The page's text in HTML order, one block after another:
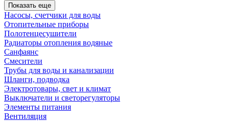
Показать еще
Насосы, счетчики для воды
Отопительные приборы
Полотенцесушители
Радиаторы отопления водяные
Санфаянс
Смесители
Трубы для воды и канализации
Шланги, подводка
Электротовары, свет и климат
Выключатели и светорегуляторы
Элементы питания
Вентиляция